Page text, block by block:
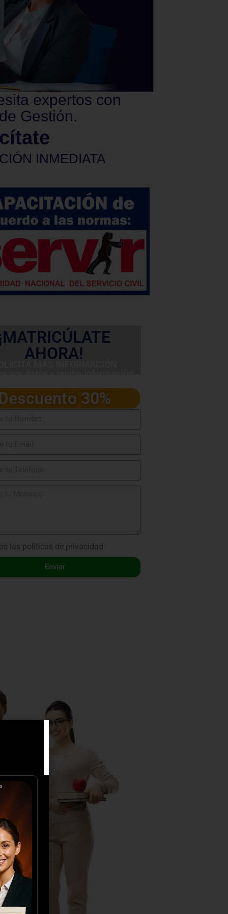
expertos con
Gestión.
INMEDIATA
AHORA!
30%
las políticas de privacidad
Enviar